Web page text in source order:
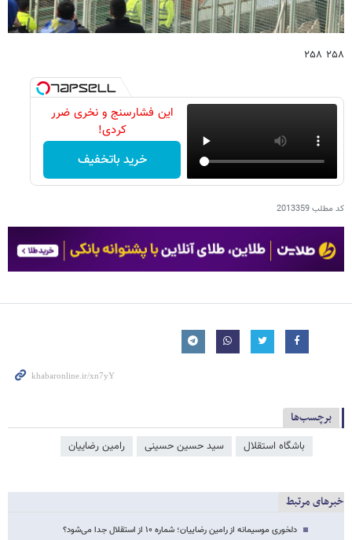
۲۵۸ ۲۵۸
این فشارسنج و نخری ضرر
کردی!
خرید باتخفیف
کد مطلب2013359
برچسب‌ها
باشگاه استقلال سید حسین حسینی رامین رضاییان
خبرهای مرتبط
دلخوری موسیمانه از رامین رضاییان؛ شماره ۱۰ از استقلال جدا می‌شود؟